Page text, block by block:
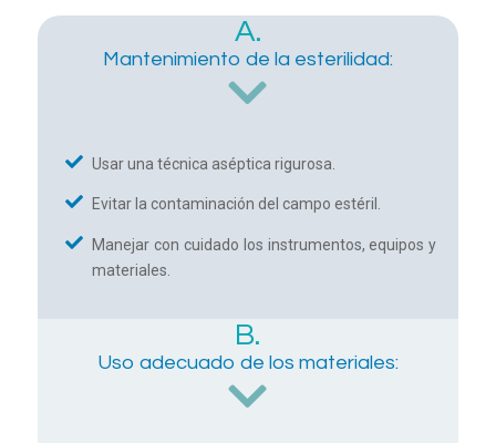
A.
Mantenimiento de la esterilidad:
Usar una técnica aséptica rigurosa.
Evitar la contaminación del campo estéril.
Manejar con cuidado los instrumentos, equipos y
materiales.
B.
Uso adecuado de los materiales: